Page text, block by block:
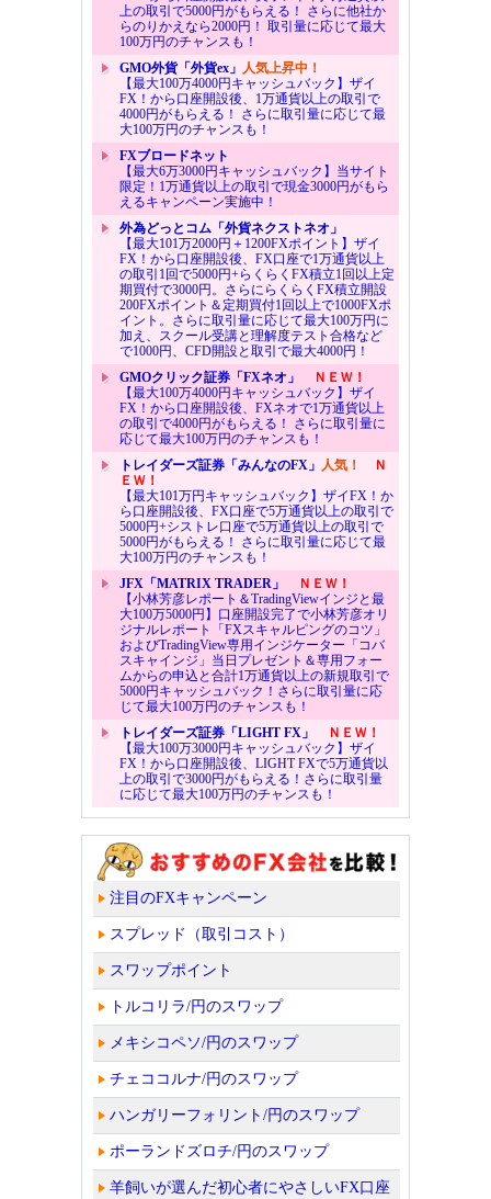
上の取引で5000円がもらえる！ さらに他社か
らのりかえなら2000円！ 取引量に応じて最大
100万円のチャンスも！
GMO外貨「外貨ex」 人気上昇中！
【最大100万4000円キャッシュバック】ザイ
FX！から口座開設後、1万通貨以上の取引で
4000円がもらえる！ さらに取引量に応じて最
大100万円のチャンスも！
FXブロードネット
【最大6万3000円キャッシュバック】当サイト
限定！1万通貨以上の取引で現金3000円がもら
えるキャンペーン実施中！
外為どっとコム「外貨ネクストネオ」
【最大101万2000円＋1200FXポイント】ザイ
FX！から口座開設後、FX口座で1万通貨以上
の取引1回で5000円+らくらくFX積立1回以上定
期買付で3000円。さらにらくらくFX積立開設
200FXポイント＆定期買付1回以上で1000FXポ
イント。さらに取引量に応じて最大100万円に
加え、スクール受講と理解度テスト合格など
で1000円、CFD開設と取引で最大4000円！
GMOクリック証券「FXネオ」
ＮＥＷ！
【最大100万4000円キャッシュバック】ザイ
FX！から口座開設後、FXネオで1万通貨以上
の取引で4000円がもらえる！ さらに取引量に
応じて最大100万円のチャンスも！
トレイダーズ証券「みんなのFX」 人気！
Ｎ
ＥＷ！
【最大101万円キャッシュバック】ザイFX！か
ら口座開設後、FX口座で5万通貨以上の取引で
5000円+シストレ口座で5万通貨以上の取引で
5000円がもらえる！ さらに取引量に応じて最
大100万円のチャンスも！
JFX「MATRIX TRADER」
ＮＥＷ！
【小林芳彦レポート＆TradingViewインジと最
大100万5000円】口座開設完了で小林芳彦オリ
ジナルレポート「FXスキャルピングのコツ」
およびTradingView専用インジケーター「コバ
スキャインジ」当日プレゼント＆専用フォー
ムからの申込と合計1万通貨以上の新規取引で
5000円キャッシュバック！さらに取引量に応
じて最大100万円のチャンスも！
トレイダーズ証券「LIGHT FX」
ＮＥＷ！
【最大100万3000円キャッシュバック】ザイ
FX！から口座開設後、LIGHT FXで5万通貨以
上の取引で3000円がもらえる！さらに取引量
に応じて最大100万円のチャンスも！
注目のFXキャンペーン
スプレッド（取引コスト）
スワップポイント
トルコリラ/円のスワップ
メキシコペソ/円のスワップ
チェココルナ/円のスワップ
ハンガリーフォリント/円のスワップ
ポーランドズロチ/円のスワップ
羊飼いが選んだ初心者にやさしいFX口座